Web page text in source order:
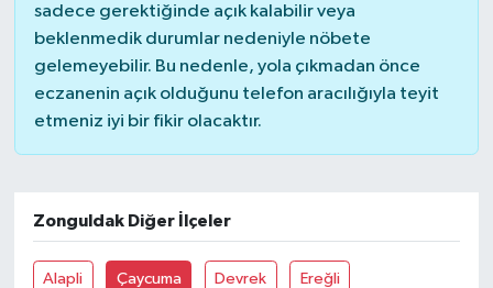
sadece gerektiğinde açık kalabilir veya
beklenmedik durumlar nedeniyle nöbete
gelemeyebilir. Bu nedenle, yola çıkmadan önce
eczanenin açık olduğunu telefon aracılığıyla teyit
etmeniz iyi bir fikir olacaktır.
Zonguldak Diğer İlçeler
Alapli Çaycuma Devrek Ereğli